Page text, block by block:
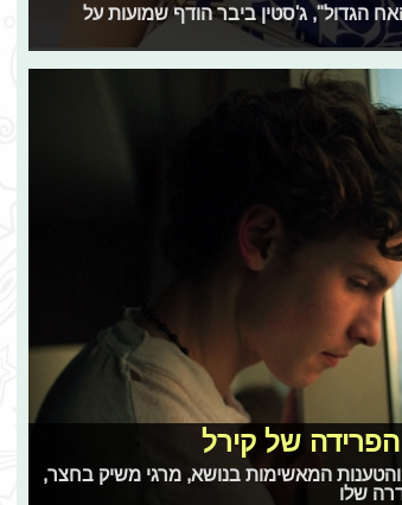
הגדול", ג'סטין ביבר הודף שמועות על
של קירל
והטענות המאשימות בנושא, מרגי משיק בחצר,
שלו